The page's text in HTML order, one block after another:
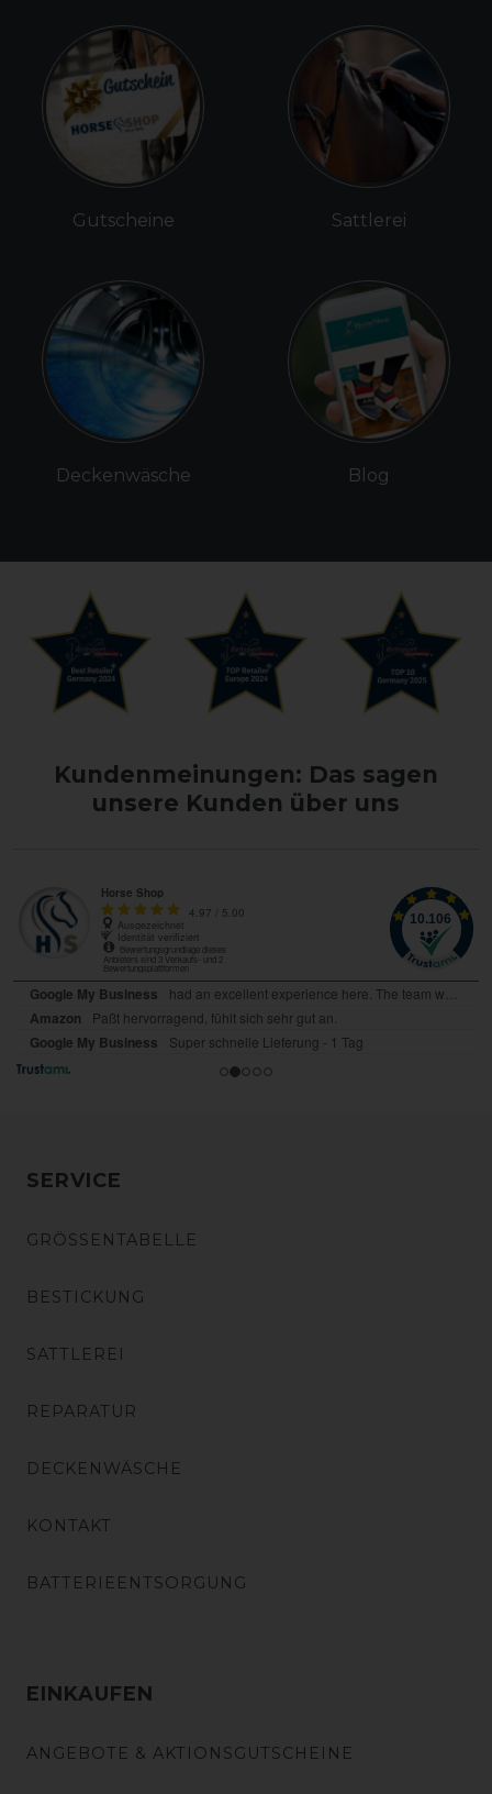
Gutscheine
Deckenwäsche
Sattlerei
Blog
Kundenmeinungen: Das sagen
unsere Kunden über uns
SERVICE
GRÖSSENTABELLE
BESTICKUNG
SATTLEREI
REPARATUR
DECKENWÄSCHE
KONTAKT
BATTERIEENTSORGUNG
EINKAUFEN
ANGEBOTE & AKTIONSGUTSCHEINE